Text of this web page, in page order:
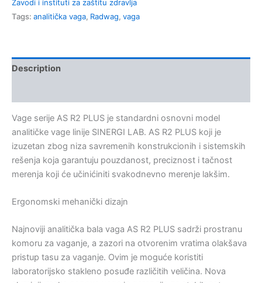
Zavodi i instituti za zaštitu zdravlja
Tags: analitička vaga, Radwag, vaga
Description
Vage serije AS R2 PLUS je standardni osnovni model
analitičke vage linije SINERGI LAB. AS R2 PLUS koji je
izuzetan zbog niza savremenih konstrukcionih i sistemskih
rešenja koja garantuju pouzdanost, preciznost i tačnost
merenja koji će učinićiniti svakodnevno merenje lakšim.
Ergonomski mehanički dizajn
Najnoviji analitička bala vaga AS R2 PLUS sadrži prostranu
komoru za vaganje, a zazori na otvorenim vratima olakšava
pristup tasu za vaganje. Ovim je moguće koristiti
laboratorijsko stakleno posuđe različitih veličina. Nova